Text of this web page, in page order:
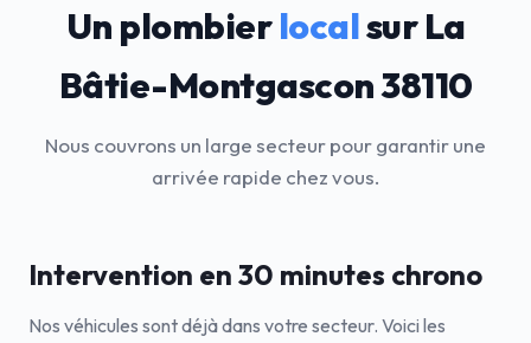
Un plombierlocalsur La
Bâtie-Montgascon 38110
Nous couvrons un large secteur pour garantir une
arrivée rapide chez vous.
Intervention en 30 minutes chrono
Nos véhicules sont déjà dans votre secteur. Voici les